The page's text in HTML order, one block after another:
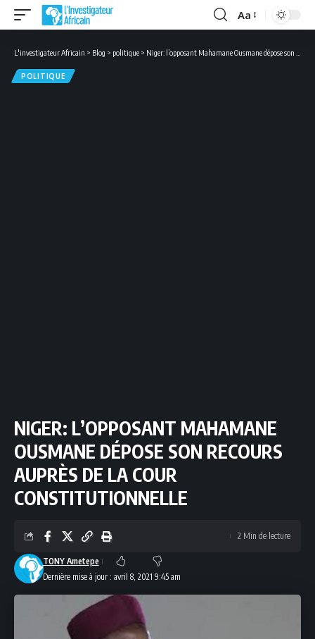
Font
Aa
L'investigateur Africain > Blog > politique > Niger: l’opposant Mahamane Ousmane dépose son recours auprès de la Cour constitutionnelle
POLITIQUE
NIGER: L’OPPOSANT MAHAMANE
OUSMANE DÉPOSE SON RECOURS
AUPRÈS DE LA COUR
CONSTITUTIONNELLE
Dernière mise à jour : avril 8, 2021 9:45 am
TONY Ametepe
2 Min de lecture